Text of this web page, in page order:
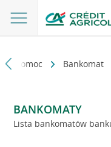
i pomoc Bankomat
BANKOMATY
Lista bankomatów